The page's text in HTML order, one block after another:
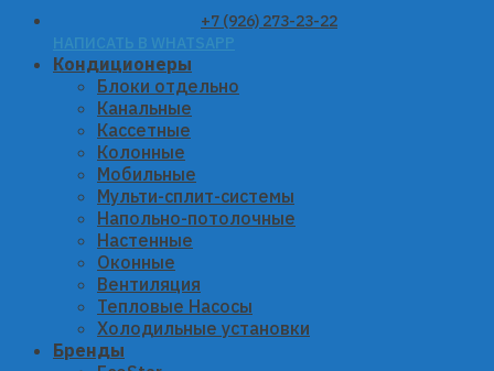
+7 (926) 273-23-22
НАПИСАТЬ В WHATSAPP
Кондиционеры
Блоки отдельно
Канальные
Кассетные
Колонные
Мобильные
Мульти-сплит-системы
Напольно-потолочные
Настенные
Оконные
Вентиляция
Тепловые Насосы
Холодильные установки
Бренды